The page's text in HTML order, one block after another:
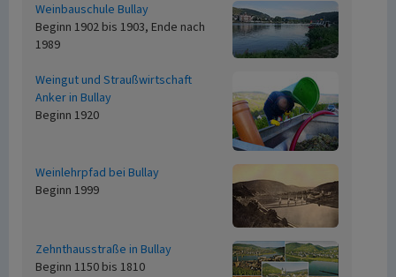
Weinbauschule Bullay
Beginn 1902 bis 1903, Ende nach
1989
Weingut und Straußwirtschaft
Anker in Bullay
Beginn 1920
Weinlehrpfad bei Bullay
Beginn 1999
Zehnthausstraße in Bullay
Beginn 1150 bis 1810